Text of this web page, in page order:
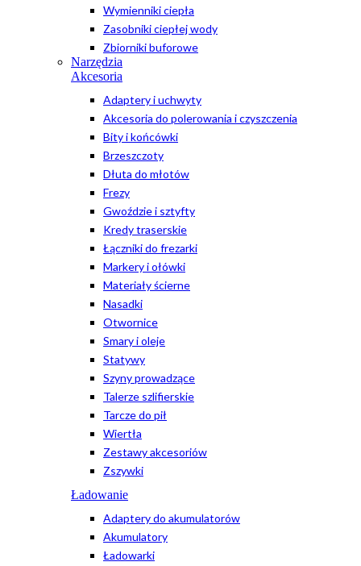
Wymienniki ciepła
Zasobniki ciepłej wody
Zbiorniki buforowe
Narzędzia
Akcesoria
Adaptery i uchwyty
Akcesoria do polerowania i czyszczenia
Bity i końcówki
Brzeszczoty
Dłuta do młotów
Frezy
Gwoździe i sztyfty
Kredy traserskie
Łączniki do frezarki
Markery i ołówki
Materiały ścierne
Nasadki
Otwornice
Smary i oleje
Statywy
Szyny prowadzące
Talerze szlifierskie
Tarcze do pił
Wiertła
Zestawy akcesoriów
Zszywki
Ładowanie
Adaptery do akumulatorów
Akumulatory
Ładowarki